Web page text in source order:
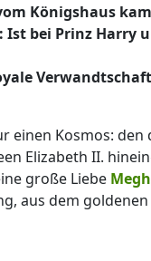
Königshaus
bei Prinz Harry
Kosmos: den
Elizabeth II.
große Liebe
aus dem